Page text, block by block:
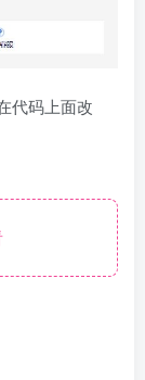
代码上面改